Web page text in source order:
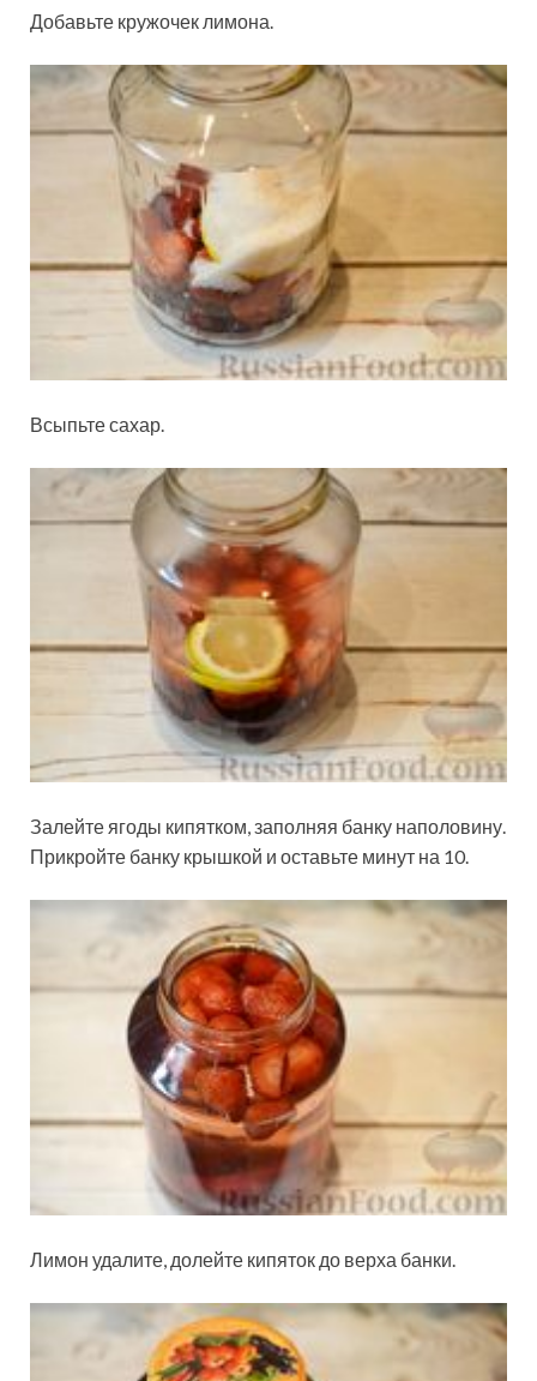
Добавьте кружочек лимона.
Всыпьте сахар.
Залейте ягоды кипятком, заполняя банку наполовину.
Прикройте банку крышкой и оставьте минут на 10.
Лимон удалите, долейте кипяток до верха банки.